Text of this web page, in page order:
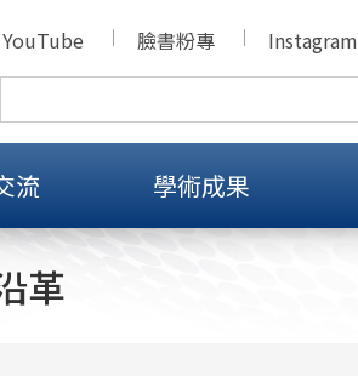
YouTube 臉書粉專 Instagram
流 學術成果
革